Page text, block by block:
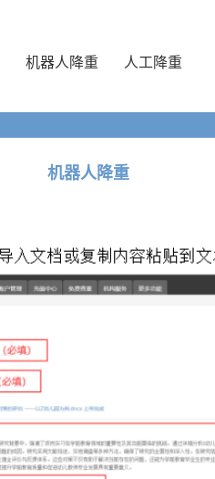
机器人降重 人工降重
机器人降重